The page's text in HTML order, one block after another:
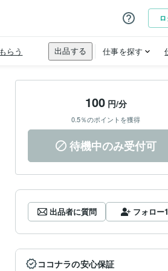
100円/分
0.5％のポイントを獲得
待機中のみ受付可
出品者に質問 フォロー1
ココナラの安心保証